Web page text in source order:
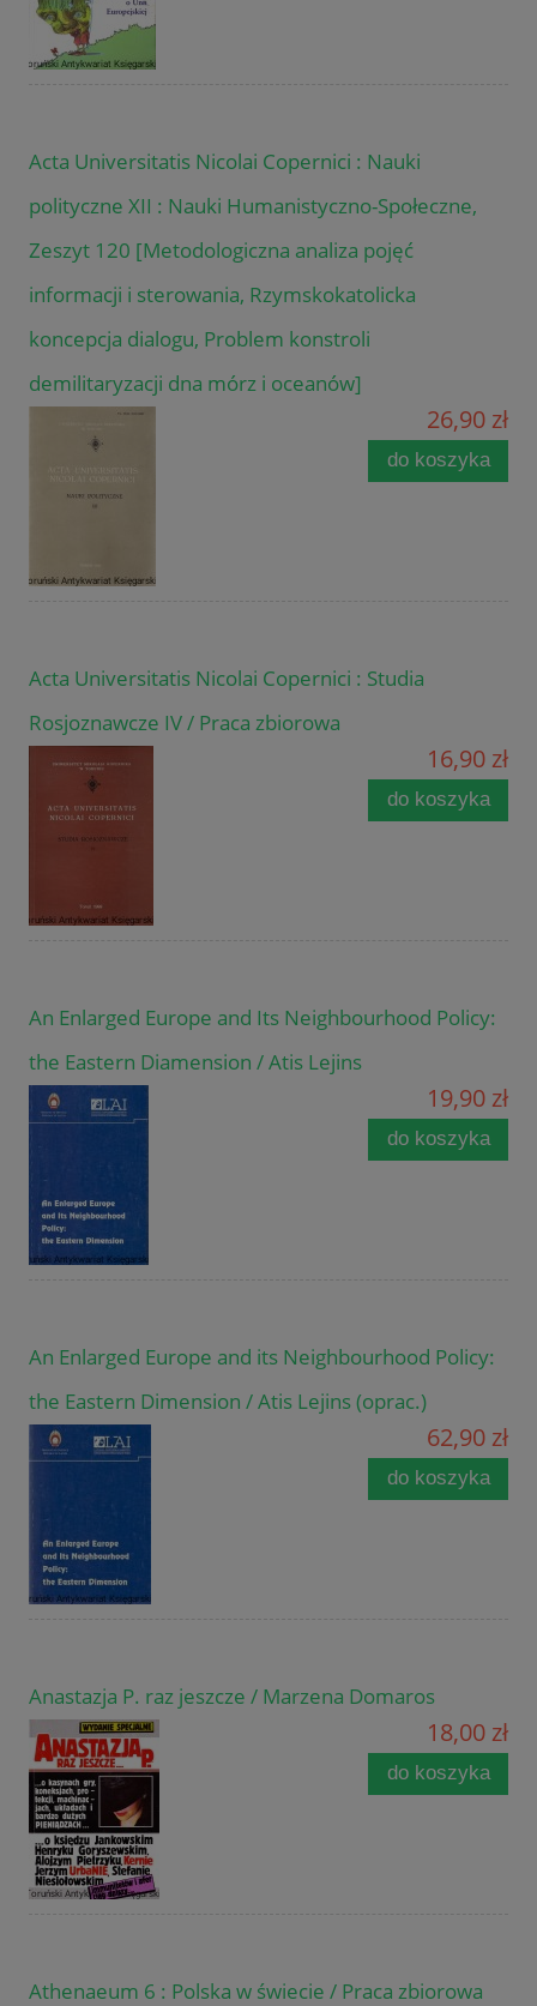
Acta Universitatis Nicolai Copernici : Nauki
polityczne XII : Nauki Humanistyczno-Społeczne,
Zeszyt 120 [Metodologiczna analiza pojęć
informacji i sterowania, Rzymskokatolicka
koncepcja dialogu, Problem konstroli
demilitaryzacji dna mórz i oceanów]
26,90 zł
do koszyka
Acta Universitatis Nicolai Copernici : Studia
Rosjoznawcze IV / Praca zbiorowa
16,90 zł
do koszyka
An Enlarged Europe and Its Neighbourhood Policy:
the Eastern Diamension / Atis Lejins
19,90 zł
do koszyka
An Enlarged Europe and its Neighbourhood Policy:
the Eastern Dimension / Atis Lejins (oprac.)
62,90 zł
do koszyka
Anastazja P. raz jeszcze / Marzena Domaros
18,00 zł
do koszyka
Athenaeum 6 : Polska w świecie / Praca zbiorowa